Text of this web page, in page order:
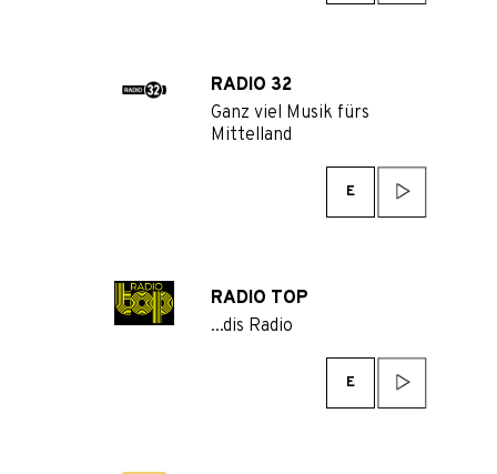
RADIO 32
Ganz viel Musik fürs
Mittelland
E
RADIO TOP
...dis Radio
E